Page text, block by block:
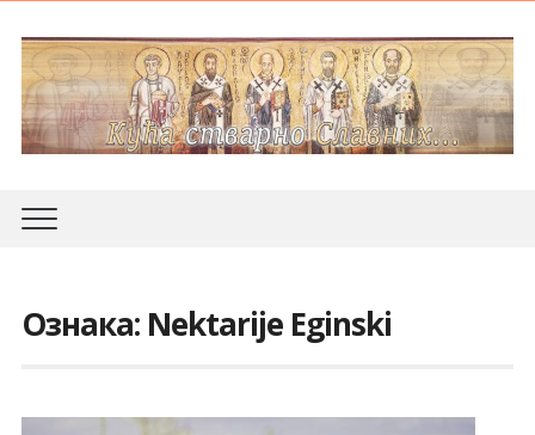
Ознака: Nektarije Eginski